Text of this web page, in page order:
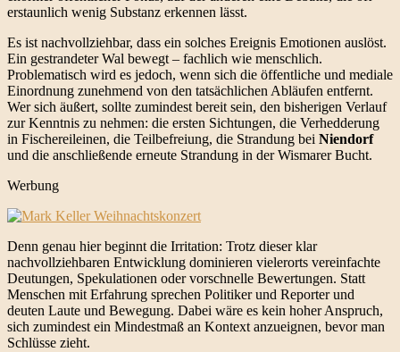
erstaunlich wenig Substanz erkennen lässt.
Es ist nachvollziehbar, dass ein solches Ereignis Emotionen auslöst.
Ein gestrandeter Wal bewegt – fachlich wie menschlich.
Problematisch wird es jedoch, wenn sich die öffentliche und mediale
Einordnung zunehmend von den tatsächlichen Abläufen entfernt.
Wer sich äußert, sollte zumindest bereit sein, den bisherigen Verlauf
zur Kenntnis zu nehmen: die ersten Sichtungen, die Verhedderung
in Fischereileinen, die Teilbefreiung, die Strandung bei Niendorf
und die anschließende erneute Strandung in der Wismarer Bucht.
Werbung
Denn genau hier beginnt die Irritation: Trotz dieser klar
nachvollziehbaren Entwicklung dominieren vielerorts vereinfachte
Deutungen, Spekulationen oder vorschnelle Bewertungen. Statt
Menschen mit Erfahrung sprechen Politiker und Reporter und
deuten Laute und Bewegung. Dabei wäre es kein hoher Anspruch,
sich zumindest ein Mindestmaß an Kontext anzueignen, bevor man
Schlüsse zieht.